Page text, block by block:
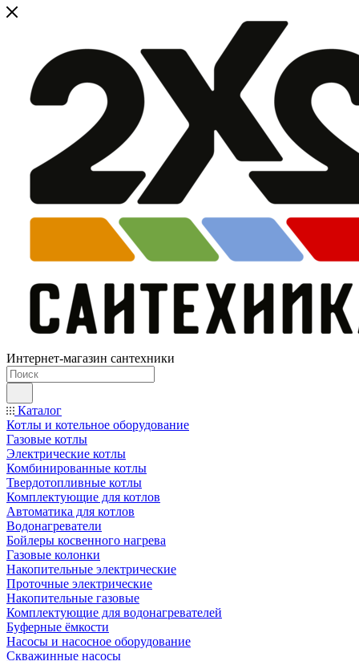
Интернет-магазин сантехники
Каталог
Котлы и котельное оборудование
Газовые котлы
Электрические котлы
Комбинированные котлы
Твердотопливные котлы
Комплектующие для котлов
Автоматика для котлов
Водонагреватели
Бойлеры косвенного нагрева
Газовые колонки
Накопительные электрические
Проточные электрические
Накопительные газовые
Комплектующие для водонагревателей
Буферные ёмкости
Насосы и насосное оборудование
Скважинные насосы